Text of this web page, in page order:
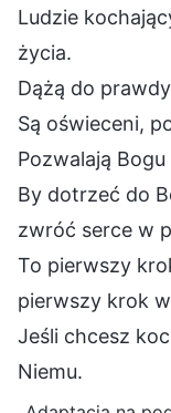
Ludzie
życia.
Dążą do
Są oświeceni,
Pozwalają
By dotrzeć do
zwróć serce w
To pierwszy
pierwszy krok
Jeśli chcesz
Niemu.